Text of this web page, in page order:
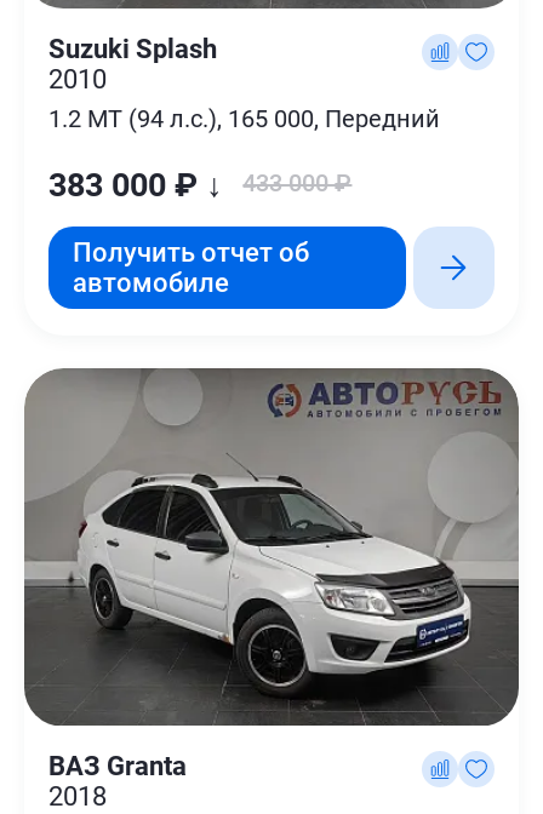
Suzuki Splash
2010
1.2 MT (94 л.с.), 165 000, Передний
383 000 ₽ ↓ 433 000 ₽
Получить отчет об
автомобиле
ВАЗ Granta
2018